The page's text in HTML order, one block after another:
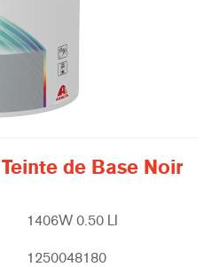
de Base Noir
1406W 0.50 LI
1250048180